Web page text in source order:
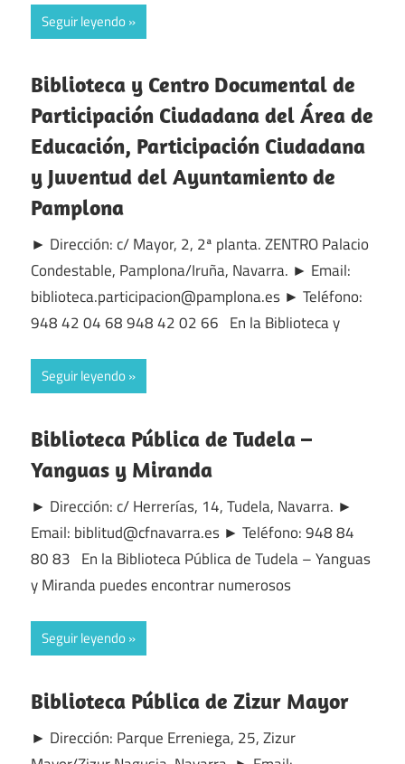
Seguir leyendo
Biblioteca y Centro Documental de
Participación Ciudadana del Área de
Educación, Participación Ciudadana
y Juventud del Ayuntamiento de
Pamplona
► Dirección: c/ Mayor, 2, 2ª planta. ZENTRO Palacio
Condestable, Pamplona/Iruña, Navarra. ► Email:
biblioteca.participacion@pamplona.es ► Teléfono:
948 42 04 68 948 42 02 66 En la Biblioteca y
Seguir leyendo
Biblioteca Pública de Tudela –
Yanguas y Miranda
► Dirección: c/ Herrerías, 14, Tudela, Navarra. ►
Email: biblitud@cfnavarra.es ► Teléfono: 948 84
80 83 En la Biblioteca Pública de Tudela – Yanguas
y Miranda puedes encontrar numerosos
Seguir leyendo
Biblioteca Pública de Zizur Mayor
► Dirección: Parque Erreniega, 25, Zizur